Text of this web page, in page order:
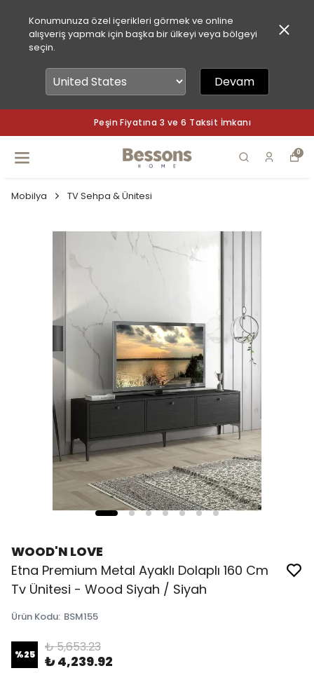
Konumunuza özel içerikleri görmek ve online
alışveriş yapmak için başka bir ülkeyi veya bölgeyi
seçin.
Devam
Peşin Fiyatına 3 ve 6 Taksit İmkanı
0
Mobilya TV Sehpa & Ünitesi
WOOD'N LOVE
Etna Premium Metal Ayaklı Dolaplı 160 Cm
Tv Ünitesi - Wood Siyah / Siyah
Ürün Kodu: BSM155
%25 ₺ 5,653.23
₺ 4,239.92